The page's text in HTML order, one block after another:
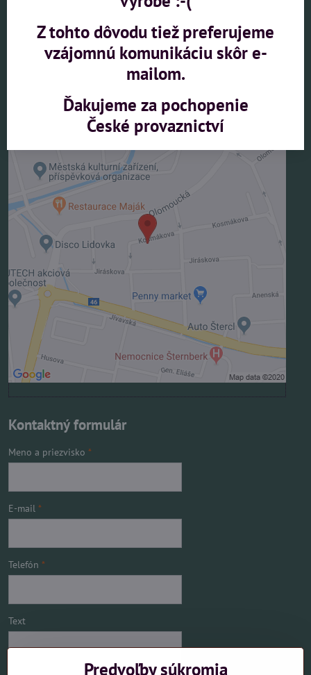
Hľadáme obchodných partnerov
Zákazková výroba
Vlastníme priemyselný vzor č.35424
Externý obsah je blokovaný Voľbami
súkromia
Prajete si načítať externý obsah?
Povoliť tentokrát
Povoliť a zapamätať - súhlas s druhom cookie:
Funkčné
Otvoriť obsah v novom okne
Kontaktný formulár
Meno a priezvisko *
E-mail *
Telefón *
Text
Predvoľby súkromia
Z tohto dôvodu tiež preferujeme
vzájomnú komunikáciu skôr e-
mailom.
Ďakujeme za pochopenie
České provaznictví